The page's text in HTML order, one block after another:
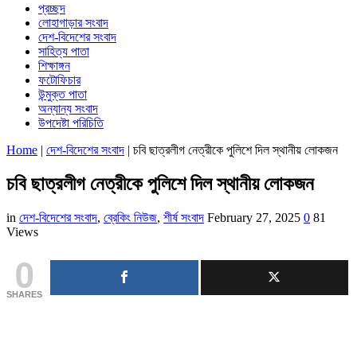
প্রচ্ছদ
লোহাগাড়ার সংবাদ
দেশ-বিদেশের সংবাদ
সাহিত্য পাতা
শিক্ষাঙ্গন
ফটোফিচার
উন্মুক্ত পাতা
অন্যান্য সংবাদ
উপদেষ্টা পরিচিতি
Home | দেশ-বিদেশের সংবাদ | চবি ছাত্রলীগ নেত্রীকে পুলিশে দিল স্থানীয় লোকজন
চবি ছাত্রলীগ নেত্রীকে পুলিশে দিল স্থানীয় লোকজন
in দেশ-বিদেশের সংবাদ, ব্রেকিং নিউজ, শীর্ষ সংবাদ February 27, 2025 0 81
Views
0
SHARES